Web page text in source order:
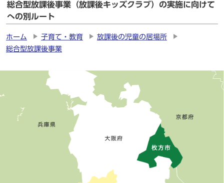
総合型放課後事業（放課後キッズクラブ）の実施に向けて
への別ルート
ホーム 子育て・教育
放課後の児童の居場所
総合型放課後事業